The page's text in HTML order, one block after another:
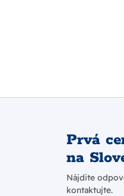
Prvá
na
Nájdite
kontaktujte.